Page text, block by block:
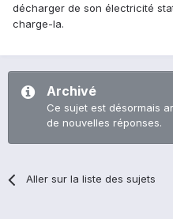
décharger de son électricité
charge-la.
Archivé
Ce sujet est désormais
de nouvelles réponses.
Aller sur la liste des sujets